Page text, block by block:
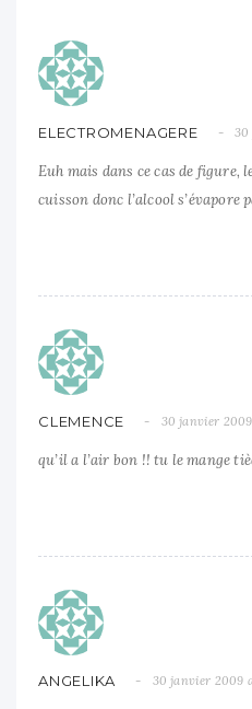
ELECTROMENAGERE 30
Euh mais dans ce cas de figure,
cuisson donc l’alcool s’évapore
CLEMENCE 30 janvier
qu’il a l’air bon !! tu le mange
ANGELIKA 30 janvier 2009